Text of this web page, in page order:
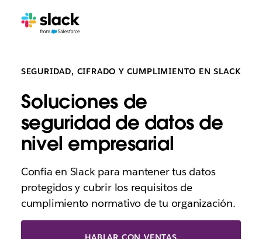
SEGURIDAD, CIFRADO Y CUMPLIMIENTO EN SLACK
Soluciones de
seguridad de datos de
nivel empresarial
Confía en Slack para mantener tus datos
protegidos y cubrir los requisitos de
cumplimiento normativo de tu organización.